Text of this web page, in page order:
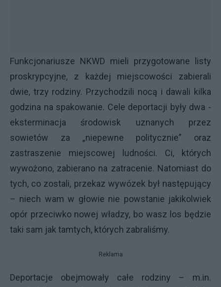
Funkcjonariusze NKWD mieli przygotowane listy
proskrypcyjne, z każdej miejscowości zabierali
dwie, trzy rodziny. Przychodzili nocą i dawali kilka
godzina na spakowanie. Cele deportacji były dwa -
eksterminacja środowisk uznanych przez
sowietów za „niepewne politycznie” oraz
zastraszenie miejscowej ludności. Ci, których
wywożono, zabierano na zatracenie. Natomiast do
tych, co zostali, przekaz wywózek był następujący
– niech wam w głowie nie powstanie jakikolwiek
opór przeciwko nowej władzy, bo wasz los będzie
taki sam jak tamtych, których zabraliśmy.
Reklama
Deportacje obejmowały całe rodziny – m.in.